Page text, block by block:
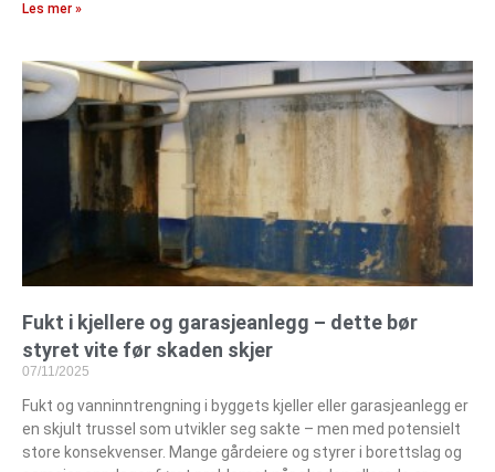
Les mer »
Fukt i kjellere og garasjeanlegg – dette bør
styret vite før skaden skjer
07/11/2025
Fukt og vanninntrengning i byggets kjeller eller garasjeanlegg er
en skjult trussel som utvikler seg sakte – men med potensielt
store konsekvenser. Mange gårdeiere og styrer i borettslag og